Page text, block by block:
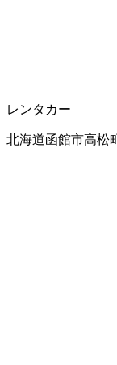
レンタカー
北海道函館市高松